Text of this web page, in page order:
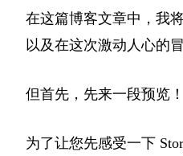
在这篇博客文章中，我
以及在这次激动人心的
但首先，先来一段预览！
为了让您先感受一下